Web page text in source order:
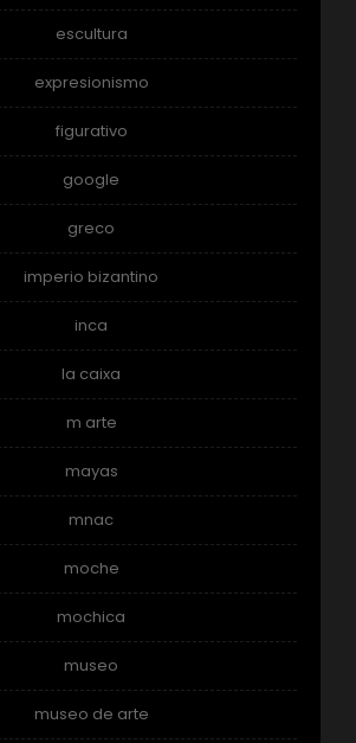
escultura
expresionismo
figurativo
google
greco
imperio bizantino
inca
la caixa
m arte
mayas
mnac
moche
mochica
museo
museo de arte